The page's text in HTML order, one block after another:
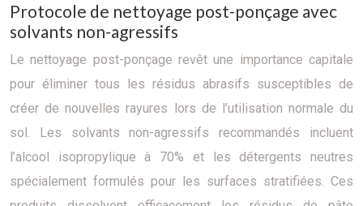
Protocole de nettoyage post-ponçage avec
solvants non-agressifs
Le nettoyage post-ponçage revêt une importance capitale
pour éliminer tous les résidus abrasifs susceptibles de
créer de nouvelles rayures lors de l’utilisation normale du
sol. Les solvants non-agressifs recommandés incluent
l’alcool isopropylique à 70% et les détergents neutres
spécialement formulés pour les surfaces stratifiées. Ces